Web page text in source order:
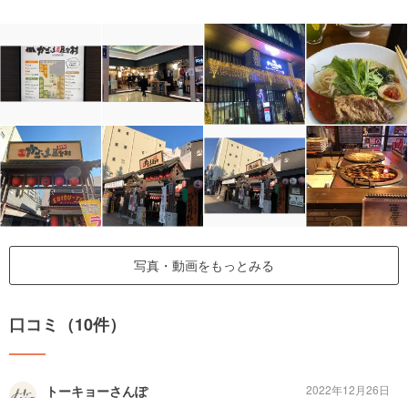
写真・動画をもっとみる
口コミ（10件）
トーキョーさんぽ
2022年12月26日